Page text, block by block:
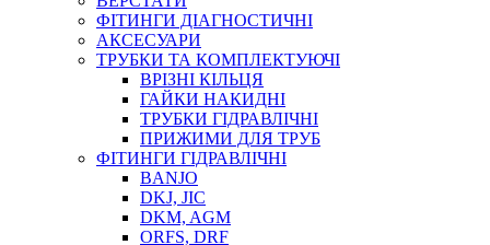
ФІТИНГИ ДІАГНОСТИЧНІ
АКСЕСУАРИ
ТРУБКИ ТА КОМПЛЕКТУЮЧІ
ВРІЗНІ КІЛЬЦЯ
ГАЙКИ НАКИДНІ
ТРУБКИ ГІДРАВЛІЧНІ
ПРИЖИМИ ДЛЯ ТРУБ
ФІТИНГИ ГІДРАВЛІЧНІ
BANJO
DKJ, JIC
DKM, AGM
ORFS, DRF